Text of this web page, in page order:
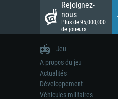
Rejoignez-
nous
Plus de 95,000,000
de joueurs
Jeu
A propos du jeu
Actualités
Développement
Véhicules militaires